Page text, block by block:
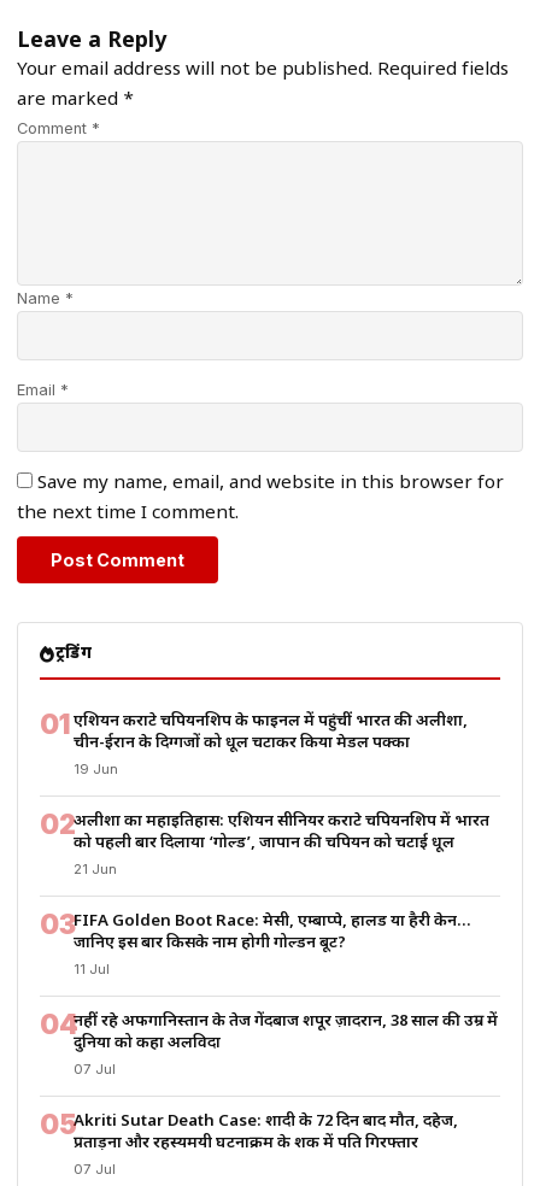
Leave a Reply
Your email address will not be published. Required fields
are marked *
Comment *
Name *
Email *
Save my name, email, and website in this browser for
the next time I comment.
ट्रेंडिंग
01एशियन कराटे चैंपियनशिप के फाइनल में पहुंचीं भारत की अलीशा,
चीन-ईरान के दिग्गजों को धूल चटाकर किया मेडल पक्का
19 Jun
02अलीशा का महाइतिहास: एशियन सीनियर कराटे चैंपियनशिप में भारत
को पहली बार दिलाया ‘गोल्ड’, जापान की चैंपियन को चटाई धूल
21 Jun
03FIFA Golden Boot Race: मेसी, एम्बाप्पे, हालैंड या हैरी केन…
जानिए इस बार किसके नाम होगी गोल्डन बूट?
11 Jul
04नहीं रहे अफगानिस्तान के तेज गेंदबाज शपूर ज़ादरान, 38 साल की उम्र में
दुनिया को कहा अलविदा
07 Jul
05Akriti Sutar Death Case: शादी के 72 दिन बाद मौत, दहेज,
प्रताड़ना और रहस्यमयी घटनाक्रम के शक में पति गिरफ्तार
07 Jul